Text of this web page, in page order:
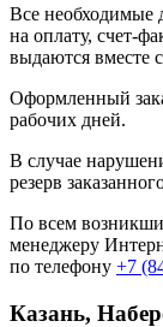
Все необходимые
на оплату, счет-
выдаются вместе
Оформленный
рабочих дней.
В случае
резерв
По всем
менеджеру
по телефону +7
Казань,